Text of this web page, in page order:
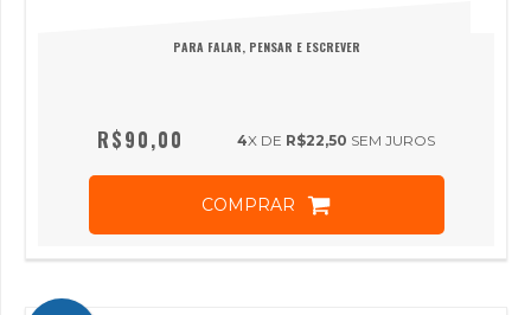
PARA FALAR, PENSAR E ESCREVER
R$90,00 4X DE R$22,50 SEM JUROS
COMPRAR